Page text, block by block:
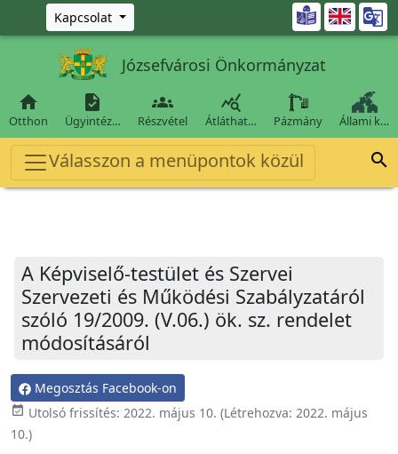
Ugrás a fő tartalomra
Kapcsolat 
Józsefvárosi Önkormányzat

Otthon

Ügyintéz…

Részvétel

Átláthat… Pázmány Állami k…
Válasszon a menüpontok közül 
A Képviselő-testület és Szervei
Szervezeti és Működési Szabályzatáról
szóló 19/2009. (V.06.) ök. sz. rendelet
módosításáról
Megosztás Facebook-on
event_available Utolsó frissítés: 2022. május 10. (Létrehozva: 2022. május
10.)